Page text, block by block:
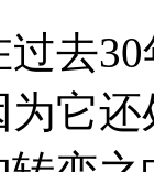
去
它